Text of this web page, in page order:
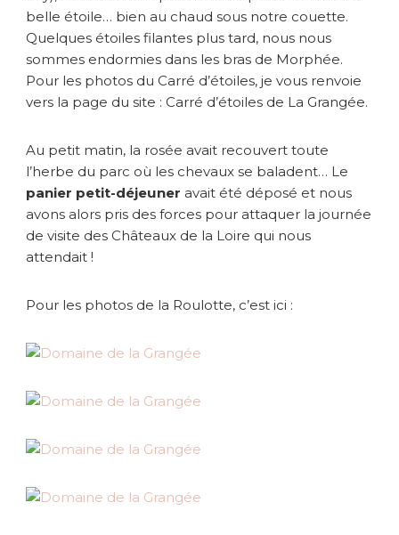
belle étoile… bien au chaud sous notre couette.
Quelques étoiles filantes plus tard, nous nous
sommes endormies dans les bras de Morphée.
Pour les photos du Carré d’étoiles, je vous renvoie
vers la page du site : Carré d’étoiles de La Grangée.
Au petit matin, la rosée avait recouvert toute
l’herbe du parc où les chevaux se baladent… Le
panier petit-déjeuner avait été déposé et nous
avons alors pris des forces pour attaquer la journée
de visite des Châteaux de la Loire qui nous
attendait !
Pour les photos de la Roulotte, c’est ici :